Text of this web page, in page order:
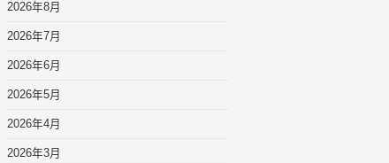
2026年8月
2026年7月
2026年6月
2026年5月
2026年4月
2026年3月